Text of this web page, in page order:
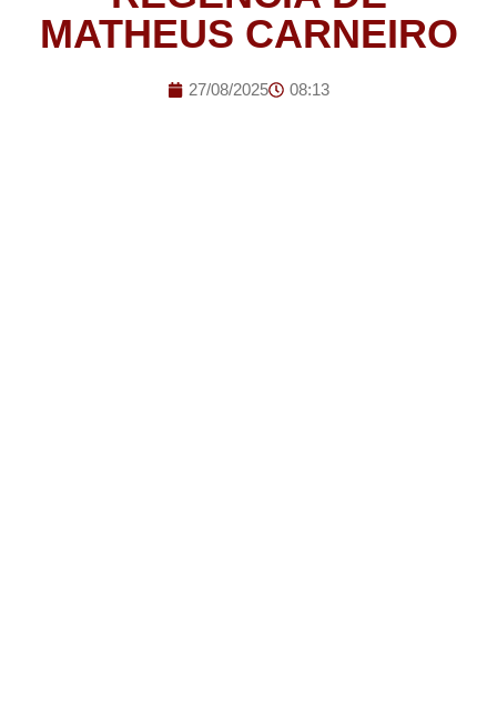
MATHEUS CARNEIRO
27/08/2025 08:13